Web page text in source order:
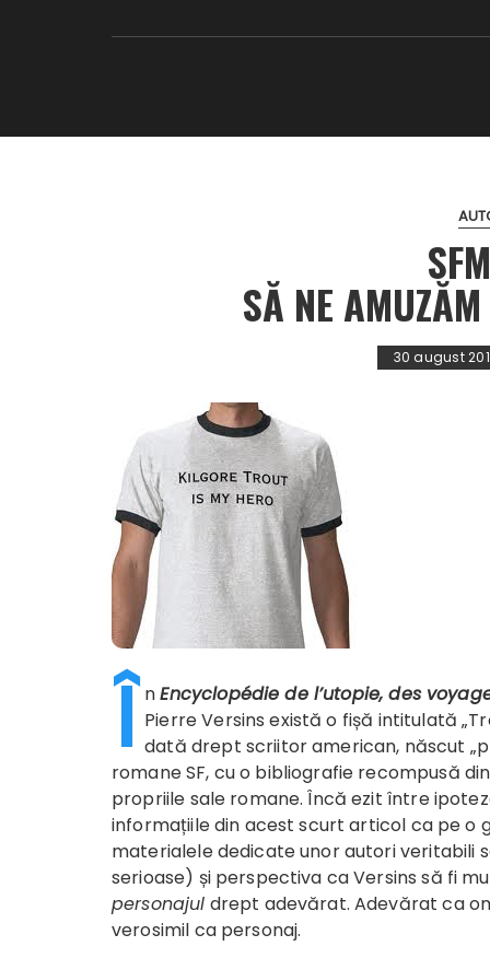
SĂ NE
30 august
Î nEncyclopédie de l’utopie, des
Pierre Versins există o fișă intitulată
dată drept scriitor american, născut
romane SF, cu o bibliografie recompusă
propriile sale romane. Încă ezit între
informațiile din acest scurt articol ca pe o
materialele dedicate unor autori veritabili
serioase) și perspectiva ca Versins să fi
personajul drept adevărat. Adevărat ca
verosimil ca personaj.